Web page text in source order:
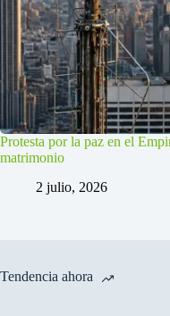
Protesta por la paz en el
matrimonio
2 julio, 2026
Tendencia ahora